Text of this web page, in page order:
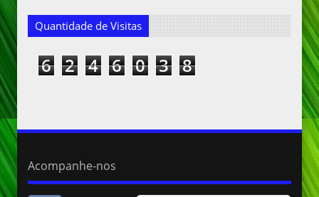
Quantidade de Visitas
6 2 4 6 0 3 8
Acompanhe-nos